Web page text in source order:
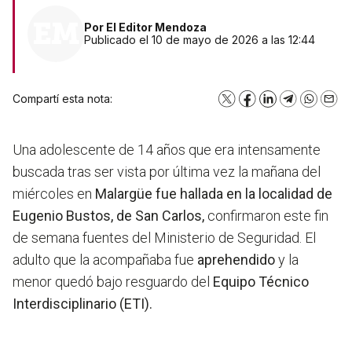
Por El Editor Mendoza
Publicado el 10 de mayo de 2026 a las 12:44
Compartí esta nota: X Facebook
LinkedInTelegram
Una adolescente de 14 años que era intensamente
buscada tras ser vista por última vez la mañana del
miércoles en Malargüe fue hallada en la localidad de
Eugenio Bustos, de San Carlos, confirmaron este fin
de semana fuentes del Ministerio de Seguridad. El
adulto que la acompañaba fue aprehendidoy la
menor quedó bajo resguardo del Equipo Técnico
Interdisciplinario (ETI).